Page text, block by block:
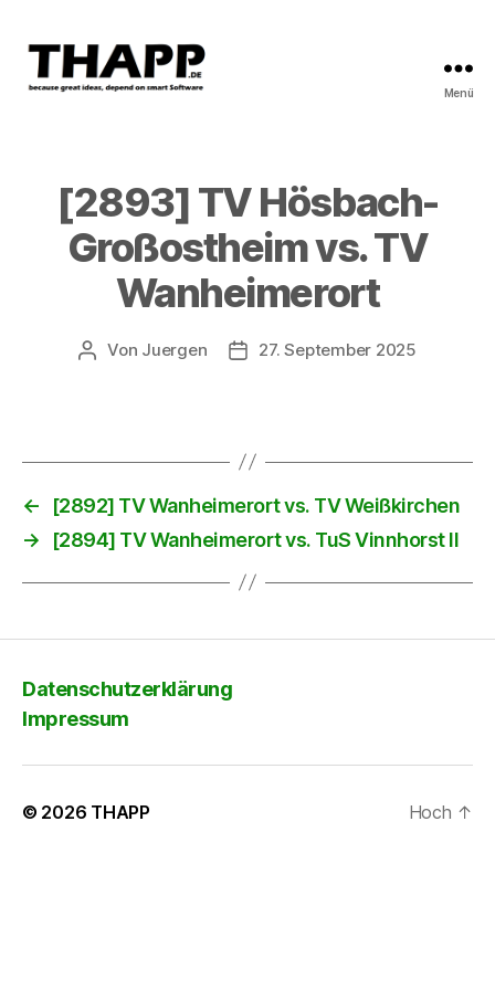
Menü
[2893] TV Hösbach-
Großostheim vs. TV
Wanheimerort
Beitragsautor
Von Juergen Beitragsdatum
27. September 2025
←
[2892] TV Wanheimerort vs. TV Weißkirchen
→
[2894] TV Wanheimerort vs. TuS Vinnhorst II
Datenschutzerklärung
Impressum
© 2026 THAPP Hoch ↑